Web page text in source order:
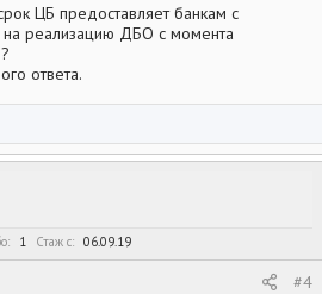
ЦБ предоставляет банкам с
на реализацию ДБО с момента
ответа.
1 Стаж c 06.09.19
#4